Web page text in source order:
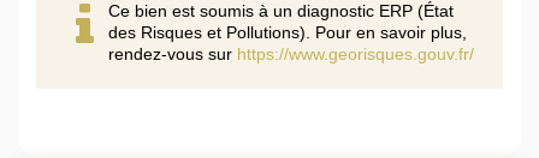
Ce bien est soumis à un diagnostic ERP (État
des Risques et Pollutions). Pour en savoir plus,
rendez-vous sur https://www.georisques.gouv.fr/